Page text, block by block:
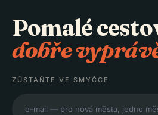
Pomalé
dobře
ZŮSTAŇTE VE SMYČCE